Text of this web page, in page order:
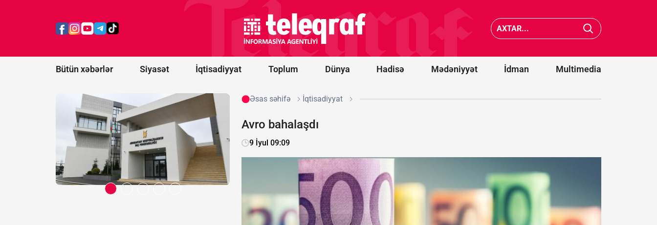
Bütün xəbərlər Siyasət İqtisadiyyat Toplum Dünya Hadisə Mədəniyyət İdman Multimedia
şəxslərin
göndərildi
üzə çıxdı -
“Məqsədimiz
Gürcüstanı
tamamilə
məhv
Xameneinin
səhhəti
kəskin
pisləşdi -
bilər
Əsas səhifə İqtisadiyyat
Avro bahalaşdı
9 İyul 09:09